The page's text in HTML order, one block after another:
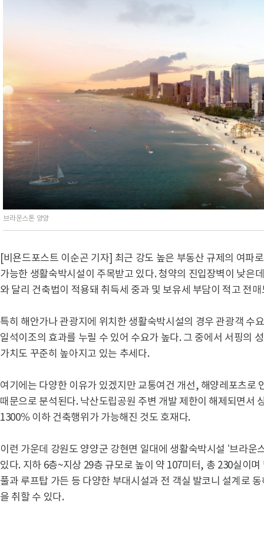
브라운스톤 양양
[비욘드포스트 이순곤 기자] 최근 강도 높은 부동산 규제의 여파
가능한 생활숙박시설이 주목받고 있다. 청약의 진입장벽이 낮은
와 달리 건축법이 적용돼 취득세 중과 및 보유세 부담이 적고 전
특히 해안가나 관광지에 위치한 생활숙박시설의 경우 관광객 수
일석이조의 효과를 누릴 수 있어 수요가 높다. 그 중에서 서핑의
가치도 꾸준히 높아지고 있는 추세다.
여기에는 다양한 이유가 있겠지만 교통여건 개선, 해양레포츠로
때문으로 분석된다. 낙산도립공원 주변 개발 제한이 해제되면서
1300％ 이하 건축행위가 가능해진 것도 호재다.
이런 가운데 강원도 양양군 강현면 일대에 생활숙박시설 ‘브라운
있다. 지하 6층~지상 29층 규모로 높이 약 107미터, 총 230실이
풀과 루프탑 가든 등 다양한 부대시설과 전 객실 발코니 설계로
을 취할 수 있다.